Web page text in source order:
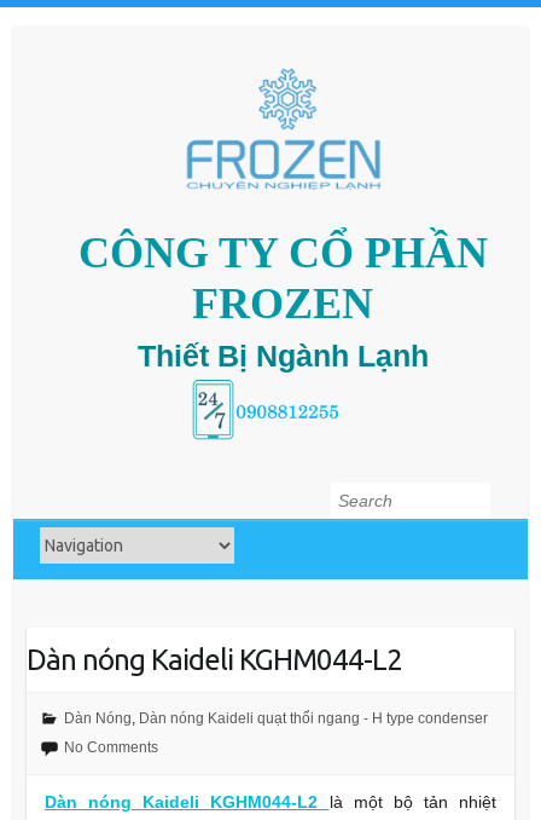
CÔNG TY CỔ PHẦN
FROZEN
Thiết Bị Ngành Lạnh
Search
Dàn nóng Kaideli KGHM044-L2
Dàn Nóng, Dàn nóng Kaideli quạt thổi ngang - H type condenser
No Comments
Dàn nóng Kaideli KGHM044-L2 là một bộ tản nhiệt